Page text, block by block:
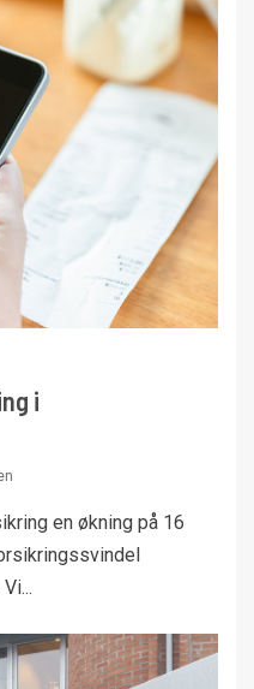
i
en økning på 16